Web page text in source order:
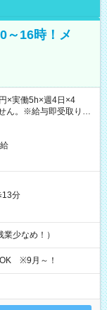
～16時！メ
×実働5h×週4日×4
ん。※給与即受取りサ
13分
少なめ！）
※9月～！